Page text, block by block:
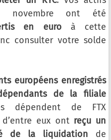
novembre ont été
en euroà cette
consulter votre solde
européens enregistrés
de la filiale
dépendent de FTX
eux ont reçu un
de la liquidation de